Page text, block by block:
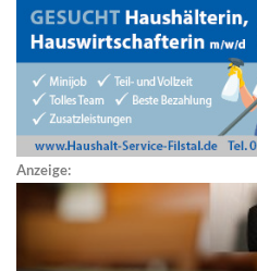
Anzeige: